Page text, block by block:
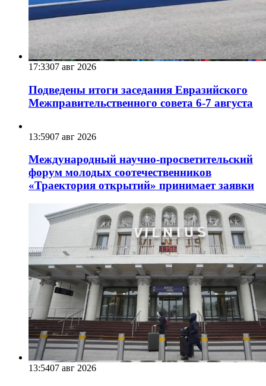
17:3307 авг 2026
Подведены итоги заседания Евразийского
Межправительственного совета 6-7 августа
13:5907 авг 2026
Международный научно-просветительский
форум молодых соотечественников
«Траектория открытий» принимает заявки
13:5407 авг 2026